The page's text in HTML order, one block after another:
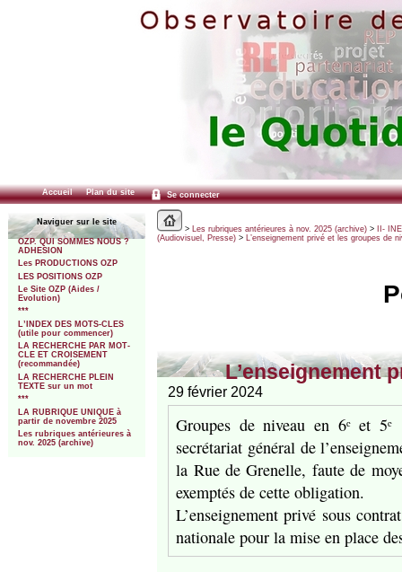
Accueil Plan du site Se connecter
Naviguer sur le site
OZP. QUI SOMMES NOUS ?
ADHESION
Les PRODUCTIONS OZP
LES POSITIONS OZP
Le Site OZP (Aides /
Evolution)
***
L’INDEX DES MOTS-CLES
(utile pour commencer)
LA RECHERCHE PAR MOT-
CLE ET CROISEMENT
(recommandée)
LA RECHERCHE PLEIN
TEXTE sur un mot
***
LA RUBRIQUE UNIQUE à
partir de novembre 2025
Les rubriques antérieures à
nov. 2025 (archive)
> Les rubriques antérieures à nov. 2025 (archive)>
II-
(Audiovisuel, Presse)> L’enseignement privé et les groupes de
L’enseignement
29 février 2024
Groupes de niveau en 6ᵉ et
secrétariat général de
la Rue de Grenelle, faute de
exemptés de cette obligation.
L’enseignement privé sous
nationale pour la mise en place